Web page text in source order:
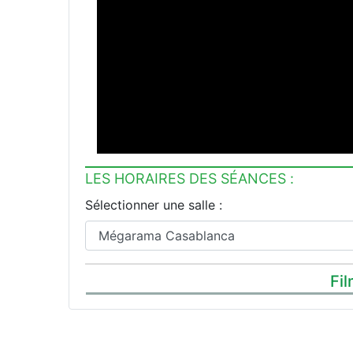
LES HORAIRES DES SÉANCES :
Sélectionner une salle :